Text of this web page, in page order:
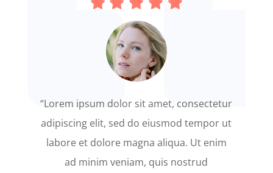
“Lorem ipsum dolor sit amet, consectetur
adipiscing elit, sed do eiusmod tempor ut
labore et dolore magna aliqua. Ut enim
ad minim veniam, quis nostrud